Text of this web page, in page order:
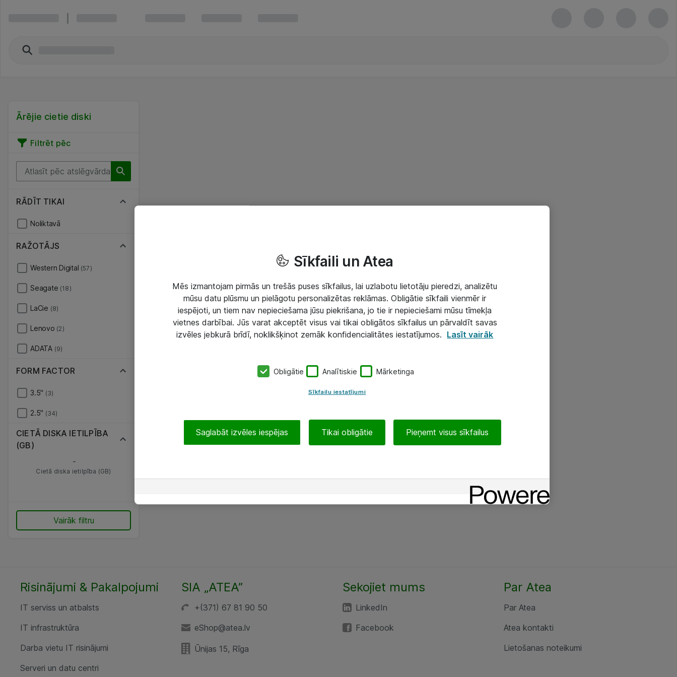
Ārējie cietie diski
Filtrēt pēc
RĀDĪT TIKAI
Noliktavā
RAŽOTĀJS
Western Digital (57)
Seagate (18)
LaCie (8)
Lenovo (2)
ADATA (9)
FORM FACTOR
3.5" (3)
2.5" (34)
CIETĀ DISKA IETILPĪBA
(GB)
-
Cietā diska ietilpība (GB)
Vairāk filtru
Risinājumi & Pakalpojumi
IT serviss un atbalsts
IT infrastruktūra
Darba vietu IT risinājumi
Serveri un datu centri
SIA „ATEA”
+(371) 67 81 90 50
eShop@atea.lv
Ūnijas 15, Rīga
Sekojiet mums
LinkedIn
Facebook
Par Atea
Par Atea
Atea kontakti
Lietošanas noteikumi
Sīkfaili un Atea
Mēs izmantojam pirmās un trešās puses sīkfailus, lai uzlabotu lietotāju pieredzi, analizētu
mūsu datu plūsmu un pielāgotu personalizētas reklāmas. Obligātie sīkfaili vienmēr ir
iespējoti, un tiem nav nepieciešama jūsu piekrišana, jo tie ir nepieciešami mūsu tīmekļa
vietnes darbībai. Jūs varat akceptēt visus vai tikai obligātos sīkfailus un pārvaldīt savas
izvēles jebkurā brīdī, noklikšķinot zemāk konfidencialitātes iestatījumos. Lasīt vairāk
Obligātie Analītiskie Mārketinga
Sīkfailu iestatījumi
Saglabāt izvēles iespējas Tikai obligātie Pieņemt visus sīkfailus